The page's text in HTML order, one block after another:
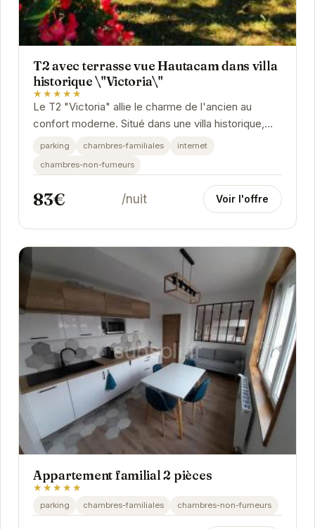
T2 avec terrasse vue Hautacam dans villa
historique \"Victoria\"
★★★★★
Le T2 "Victoria" allie le charme de l'ancien au
confort moderne. Situé dans une villa historique,
cet appartement offre une vue imprenable sur...
parking chambres-familiales
internet
chambres-non-fumeurs
83€ /nuit Voir l'offre
Appartement familial 2 pièces
★★★★★
parking chambres-familiales chambres-non-fumeurs